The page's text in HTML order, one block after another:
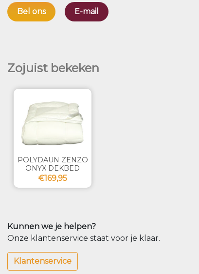
Bel ons E-mail
Zojuist bekeken
POLYDAUN ZENZO
ONYX DEKBED
€169,95
Kunnen we je helpen?
Onze klantenservice staat voor je klaar.
Klantenservice